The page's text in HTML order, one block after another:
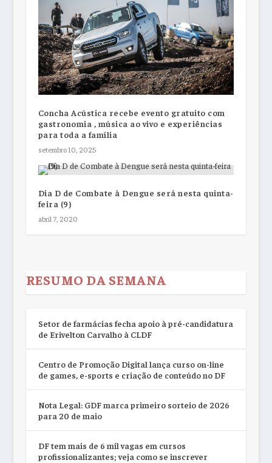
Concha Acústica recebe evento gratuito com
gastronomia , música ao vivo e experiências
para toda a família
setembro 10, 2025
Dia D de Combate à Dengue será nesta quinta-
feira (9)
abril 7, 2020
RESUMO DA SEMANA
Setor de farmácias fecha apoio à pré-candidatura
de Erivelton Carvalho à CLDF
Centro de Promoção Digital lança curso on-line
de games, e-sports e criação de conteúdo no DF
Nota Legal: GDF marca primeiro sorteio de 2026
para 20 de maio
DF tem mais de 6 mil vagas em cursos
profissionalizantes; veja como se inscrever